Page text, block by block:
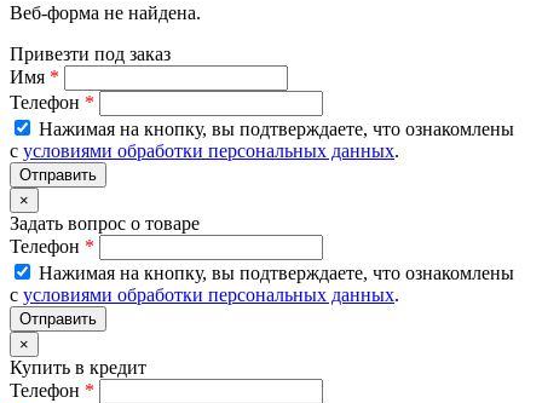
Веб-форма не найдена.
Привезти под заказ
Имя *
Телефон *
Нажимая на кнопку, вы подтверждаете, что ознакомлены
с условиями обработки персональных данных.
×
Задать вопрос о товаре
Телефон *
Нажимая на кнопку, вы подтверждаете, что ознакомлены
с условиями обработки персональных данных.
×
Купить в кредит
Телефон *